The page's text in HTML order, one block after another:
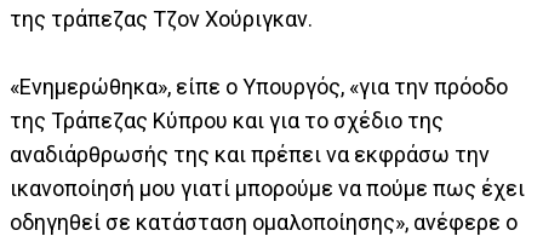
της τράπεζας Τζον Χούριγκαν.
«Ενημερώθηκα», είπε ο Υπουργός, «για την πρόοδο
της Τράπεζας Κύπρου και για το σχέδιο της
αναδιάρθρωσής της και πρέπει να εκφράσω την
ικανοποίησή μου γιατί μπορούμε να πούμε πως έχει
οδηγηθεί σε κατάσταση ομαλοποίησης», ανέφερε ο